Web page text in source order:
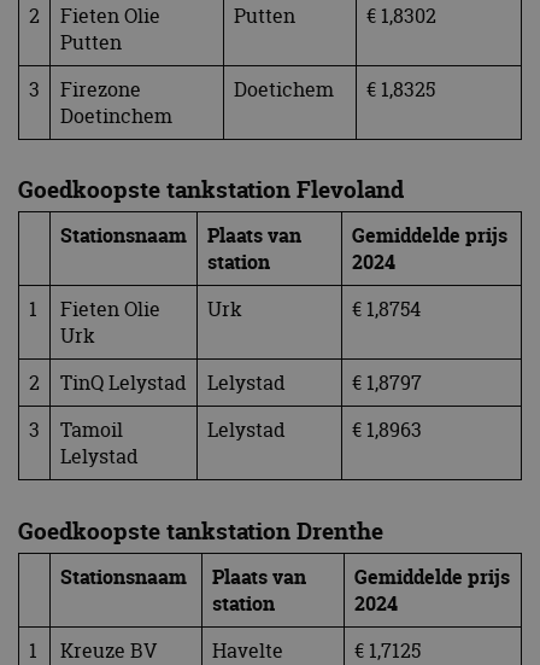
2
Fieten Olie
Putten
Putten € 1,8302
3
Firezone
Doetinchem
Doetichem € 1,8325
Goedkoopste tankstation Flevoland
Stationsnaam
Plaats van
station
Gemiddelde prijs
2024
1
Fieten Olie
Urk
Urk € 1,8754
2 TinQ Lelystad Lelystad
€ 1,8797
3
Tamoil
Lelystad
Lelystad € 1,8963
Goedkoopste tankstation Drenthe
Stationsnaam
Plaats van
station
Gemiddelde prijs
2024
1
Kreuze BV Havelte
€ 1,7125